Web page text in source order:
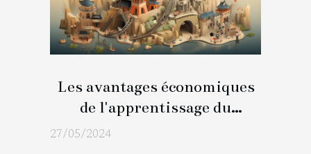
Les avantages économiques
de l'apprentissage du
mandarin pour les
27/05/2024